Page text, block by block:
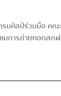
มศิลป์ร่วมมือ ค
ารถ่ายทอดสด